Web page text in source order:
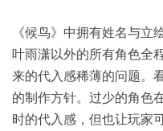
《候鸟》中拥有姓名与
叶雨潇以外的所有角色全
来的代入感稀薄的问题。
的制作方针。过少的角色
时的代入感，但也让玩家